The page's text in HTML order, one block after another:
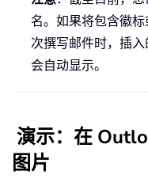
名。如果将包含徽
次撰写邮件时，插
会自动显示。
演示：在
图片